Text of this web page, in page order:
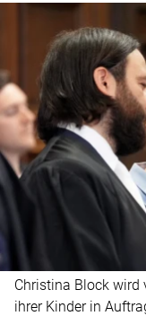
Christina Block wird
ihrer Kinder in